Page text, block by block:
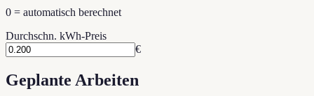
0 = automatisch berechnet
Durchschn. kWh-Preis
€
Geplante Arbeiten